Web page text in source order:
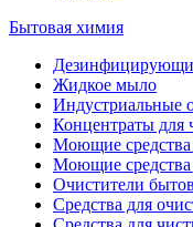
Бытовая химия
Жидкое мыло
Индустриальные
Концентраты для
Моющие средства
Моющие средства
Очистители
Средства для